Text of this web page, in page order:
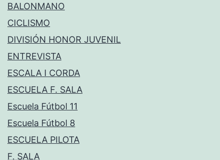
BALONMANO
CICLISMO
DIVISIÓN HONOR JUVENIL
ENTREVISTA
ESCALA I CORDA
ESCUELA F. SALA
Escuela Fútbol 11
Escuela Fútbol 8
ESCUELA PILOTA
F. SALA